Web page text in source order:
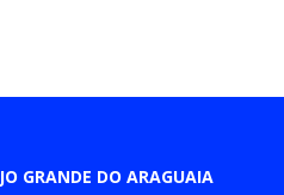
GRANDE DO ARAGUAIA